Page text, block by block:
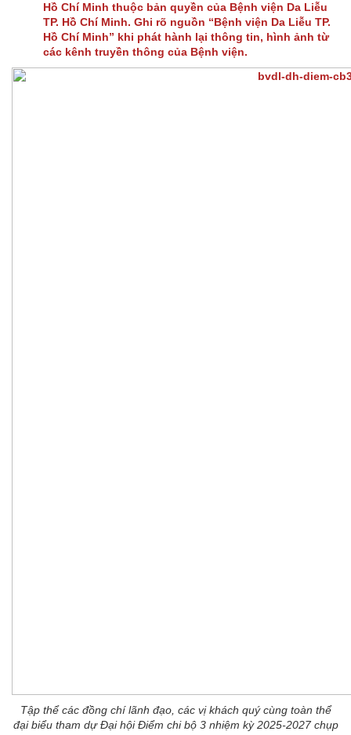
Hồ Chí Minh thuộc bản quyền của Bệnh viện Da Liễu
TP. Hồ Chí Minh. Ghi rõ nguồn “Bệnh viện Da Liễu TP.
Hồ Chí Minh” khi phát hành lại thông tin, hình ảnh từ
các kênh truyền thông của Bệnh viện.
Tập thể các đồng chí lãnh đạo, các vị khách quý cùng toàn thể
đại biểu tham dự Đại hội Điểm chi bộ 3 nhiệm kỳ 2025-2027 chụp